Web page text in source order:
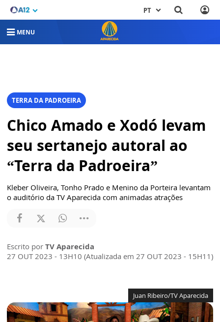
PT
MENU
TERRA DA PADROEIRA
Chico Amado e Xodó levam
seu sertanejo autoral ao
“Terra da Padroeira”
Kleber Oliveira, Tonho Prado e Menino da Porteira levantam
o auditório da TV Aparecida com animadas atrações
Escrito por TV Aparecida
27 OUT 2023 - 13H10 (Atualizada em 27 OUT 2023 - 15H11)
Juan Ribeiro/TV Aparecida